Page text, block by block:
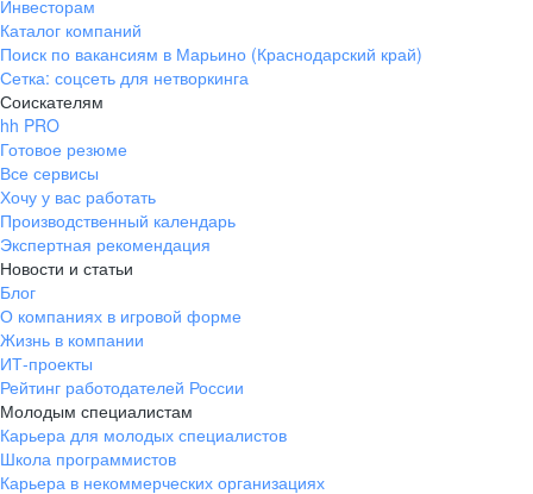
Инвесторам
Каталог компаний
Поиск по вакансиям в Марьино (Краснодарский край)
Сетка: соцсеть для нетворкинга
Соискателям
hh PRO
Готовое резюме
Все сервисы
Хочу у вас работать
Производственный календарь
Экспертная рекомендация
Новости и статьи
Блог
О компаниях в игровой форме
Жизнь в компании
ИТ-проекты
Рейтинг работодателей России
Молодым специалистам
Карьера для молодых специалистов
Школа программистов
Карьера в некоммерческих организациях